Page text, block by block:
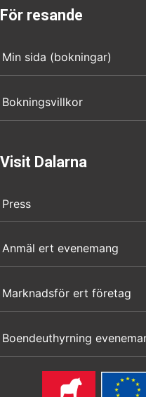
För resande
Min sida (bokningar)
Bokningsvillkor
Visit Dalarna
Press
Anmäl ert evenemang
Marknadsför ert företag
Boendeuthyrning